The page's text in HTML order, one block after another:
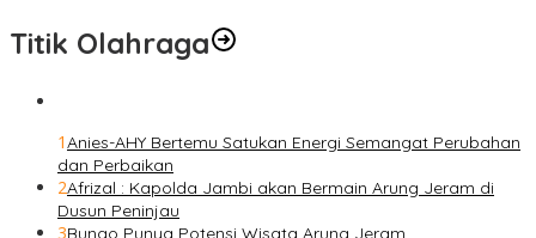
Titik Olahraga
1Anies-AHY Bertemu Satukan Energi Semangat Perubahan
dan Perbaikan
2Afrizal : Kapolda Jambi akan Bermain Arung Jeram di
Dusun Peninjau
3Bungo Punya Potensi Wisata Arung Jeram